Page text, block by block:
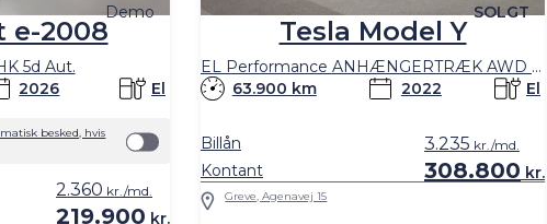
Demo
e-2008
5d Aut.
2026 El
besked, hvis
219.900 kr.
2.360 kr./md.
SOLGT
Tesla Model Y
EL Performance ANHÆNGERTRÆK AWD 534HK 5d Aut.
63.900 km
2022 El
Kontant 308.800 kr.
Billån 3.235 kr./md.
Greve, Agenavej 15